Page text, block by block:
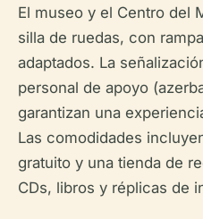
El museo y el Centro del
silla de ruedas, con
adaptados. La
personal de apoyo
garantizan una
Las comodidades
gratuito y una tienda de
CDs, libros y réplicas de